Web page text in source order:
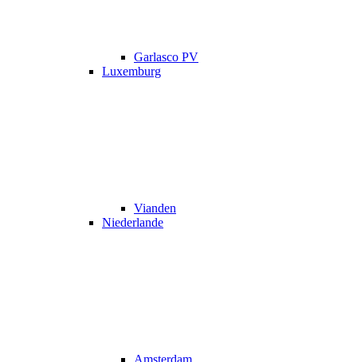
Garlasco PV
Luxemburg
Vianden
Niederlande
Amsterdam